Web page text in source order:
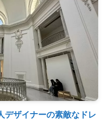
デザイナーの素敵なドレ